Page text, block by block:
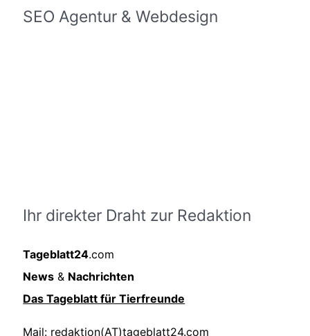
SEO Agentur & Webdesign
Ihr direkter Draht zur Redaktion
Tageblatt24.com
News & Nachrichten
Das Tageblatt für Tierfreunde
Mail: redaktion(AT)tageblatt24.com